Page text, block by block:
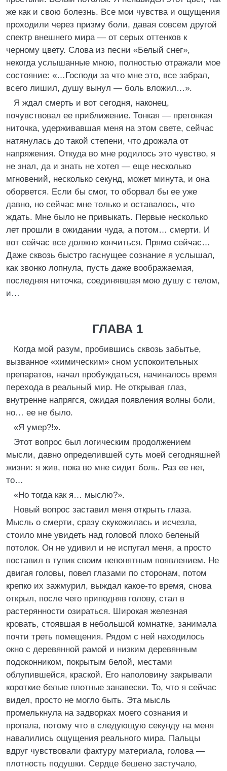
же как и свою болезнь. Все мои чувства и ощущения
проходили через призму боли, давая совсем другой
спектр внешнего мира — от серых оттенков к
черному цвету. Слова из песни «Белый снег»,
некогда услышанные мною, полностью отражали мое
состояние: «…Господи за что мне это, все забрал,
всего лишил, душу вынул — боль вложил…».
Я ждал смерть и вот сегодня, наконец,
почувствовал ее приближение. Тонкая — претонкая
ниточка, удерживавшая меня на этом свете, сейчас
натянулась до такой степени, что дрожала от
напряжения. Откуда во мне родилось это чувство, я
не знал, да и знать не хотел — еще несколько
мгновений, несколько секунд, может минута, и она
оборвется. Если бы смог, то оборвал бы ее уже
давно, но сейчас мне только и оставалось, что
ждать. Мне было не привыкать. Первые несколько
лет прошли в ожидании чуда, а потом… смерти. И
вот сейчас все должно кончиться. Прямо сейчас…
Даже сквозь быстро гаснущее сознание я услышал,
как звонко лопнула, пусть даже воображаемая,
последняя ниточка, соединявшая мою душу с телом,
и…
ГЛАВА 1
Когда мой разум, пробившись сквозь забытье,
вызванное «химическим» сном успокоительных
препаратов, начал пробуждаться, начиналось время
перехода в реальный мир. Не открывая глаз,
внутренне напрягся, ожидая появления волны боли,
но… ее не было.
«Я умер?!».
Этот вопрос был логическим продолжением
мысли, давно определившей суть моей сегодняшней
жизни: я жив, пока во мне сидит боль. Раз ее нет,
то…
«Но тогда как я… мыслю?».
Новый вопрос заставил меня открыть глаза.
Мысль о смерти, сразу скукожилась и исчезла,
стоило мне увидеть над головой плохо беленый
потолок. Он не удивил и не испугал меня, а просто
поставил в тупик своим непонятным появлением. Не
двигая головы, повел глазами по сторонам, потом
крепко их зажмурил, выждал какое-то время, снова
открыл, после чего приподняв голову, стал в
растерянности озираться. Широкая железная
кровать, стоявшая в небольшой комнатке, занимала
почти треть помещения. Рядом с ней находилось
окно с деревянной рамой и низким деревянным
подоконником, покрытым белой, местами
облупившейся, краской. Его наполовину закрывали
короткие белые плотные занавески. То, что я сейчас
видел, просто не могло быть. Эта мысль
промелькнула на задворках моего сознания и
пропала, потому что в следующую секунду на меня
навалились ощущения реального мира. Пальцы
вдруг чувствовали фактуру материала, голова —
плотность подушки. Сердце бешено застучало,